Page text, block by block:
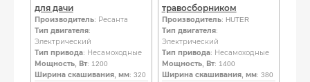
для дачи
Производитель: Ресанта
Тип двигателя:
Электрический
Тип привода: Несамоходные
Мощность, Вт: 1200
Ширина скашивания, мм: 320
травосборником
Производитель: HUTER
Тип двигателя:
Электрический
Тип привода: Несамоходные
Мощность, Вт: 1400
Ширина скашивания, мм: 380